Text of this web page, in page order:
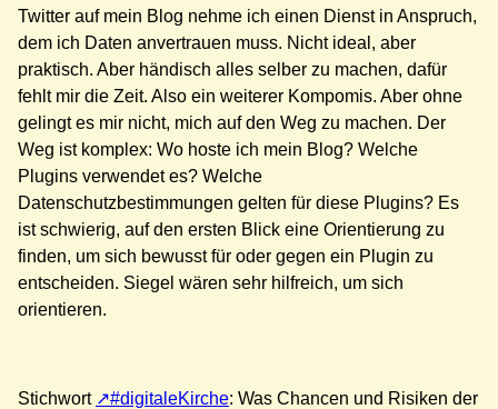
Twitter auf mein Blog nehme ich einen Dienst in Anspruch,
dem ich Daten anvertrauen muss. Nicht ideal, aber
praktisch. Aber händisch alles selber zu machen, dafür
fehlt mir die Zeit. Also ein weiterer Kompomis. Aber ohne
gelingt es mir nicht, mich auf den Weg zu machen. Der
Weg ist komplex: Wo hoste ich mein Blog? Welche
Plugins verwendet es? Welche
Datenschutzbestimmungen gelten für diese Plugins? Es
ist schwierig, auf den ersten Blick eine Orientierung zu
finden, um sich bewusst für oder gegen ein Plugin zu
entscheiden. Siegel wären sehr hilfreich, um sich
orientieren.
Stichwort #digitaleKirche: Was Chancen und Risiken der